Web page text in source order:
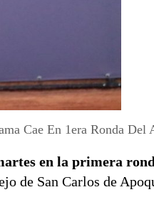
Cae En 1era Ronda Del
en la primera
de San Carlos de